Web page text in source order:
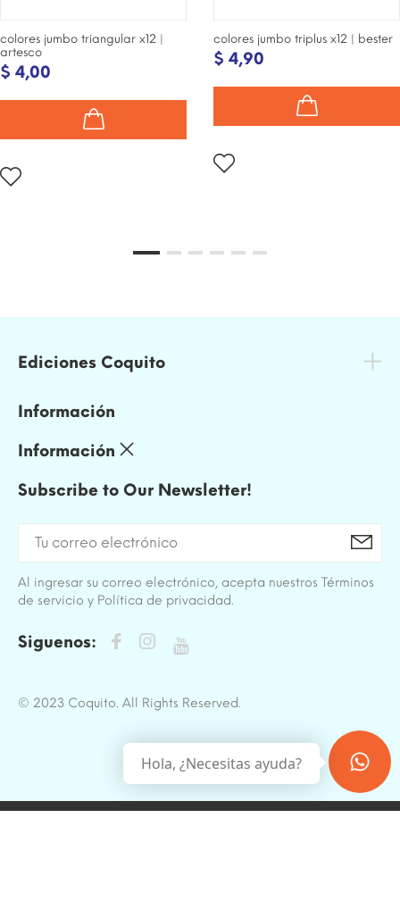
colores jumbo triangular x12 |
artesco
$ 4,00
colores jumbo triplus x12 | bester
$ 4,90
Ediciones Coquito
Información
Información
Subscribe to Our Newsletter!
Al ingresar su correo electrónico, acepta nuestros Términos
de servicio y Política de privacidad.
Siguenos:
© 2023 Coquito. All Rights Reserved.
Hola, ¿Necesitas ayuda?